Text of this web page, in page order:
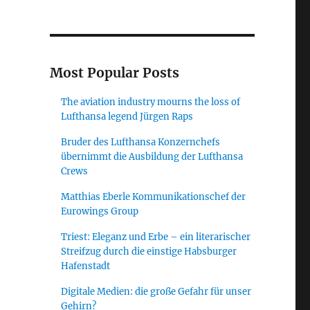
II, Rheingau Musik Festival 2025“
Most Popular Posts
The aviation industry mourns the loss of
Lufthansa legend Jürgen Raps
Bruder des Lufthansa Konzernchefs
übernimmt die Ausbildung der Lufthansa
Crews
Matthias Eberle Kommunikationschef der
Eurowings Group
Triest: Eleganz und Erbe – ein literarischer
Streifzug durch die einstige Habsburger
Hafenstadt
Digitale Medien: die große Gefahr für unser
Gehirn?